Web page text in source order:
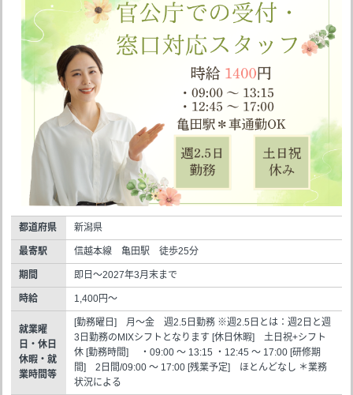
都道府県 新潟県
最寄駅 信越本線 亀田駅 徒歩25分
期間 即日～2027年3月末まで
時給 1,400円～
就業曜
日・休日
休暇・就
業時間等
[勤務曜日] 月～金 週2.5日勤務 ※週2.5日とは：週2日と週
3日勤務のMIXシフトとなります [休日休暇] 土日祝+シフト
休 [勤務時間] ・09:00 ～ 13:15 ・12:45 ～ 17:00 [研修期
間] 2日間/09:00 ～ 17:00 [残業予定] ほとんどなし ＊業務
状況による